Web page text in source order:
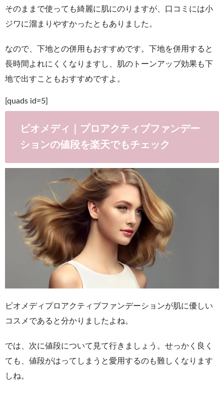
そのままで使っても綺麗に肌にのりますが、口コミには小
ジワに溜まりやすかったともありました。
なので、下地との併用もおすすめです。下地を併用すると
長時間よれにくくなりますし、肌のトーンアップ効果も下
地で出すこともおすすめですよ。
[quads id=5]
ビオメディ｜プロアクティブファンデー
ションの値段を楽天でもチェック
ビオメディプロアクティブファンデーションが肌に優しい
コスメであると分かりましたよね。
では、次に値段について見て行きましょう。せっかく良く
ても、値段がはってしまうと愛用するのも難しくなります
しね。